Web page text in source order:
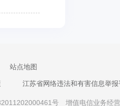
站点地图
江苏省网络违法和有害信息举报
号 增值电信业务经